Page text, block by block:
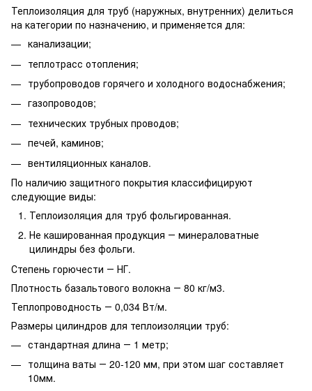
Теплоизоляция для труб (наружных, внутренних) делиться
на категории по назначению, и применяется для:
канализации;
теплотрасс отопления;
трубопроводов горячего и холодного водоснабжения;
газопроводов;
технических трубных проводов;
печей, каминов;
вентиляционных каналов.
По наличию защитного покрытия классифицируют
следующие виды:
Теплоизоляция для труб фольгированная.
Не кашированная продукция ― минераловатные
цилиндры без фольги.
Степень горючести ― НГ.
Плотность базальтового волокна ― 80 кг/м3.
Теплопроводность ― 0,034 Вт/м.
Размеры цилиндров для теплоизоляции труб:
стандартная длина ― 1 метр;
толщина ваты ― 20-120 мм, при этом шаг составляет
10мм.